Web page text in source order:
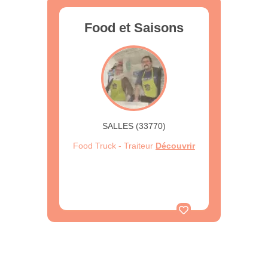
Food et Saisons
SALLES (33770)
Food Truck - Traiteur Découvrir